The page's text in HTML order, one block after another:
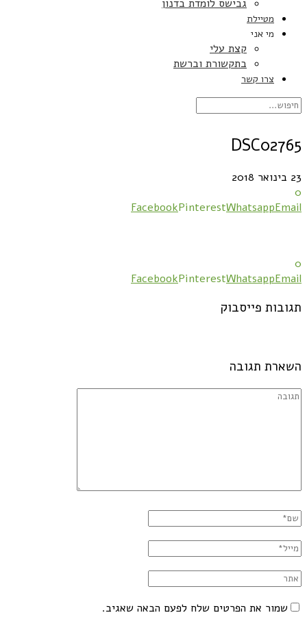
גבישס לומדת בדנון
מטיילת
מי אני
קצת עלי
בתקשורת וברשת
צרו קשר
DSC02765
23 בינואר 2018
0
FacebookPinterestWhatsappEmail
0
FacebookPinterestWhatsappEmail
תגובות פייסבוק
השארת תגובה
שמור את הפרטים שלח לפעם הבאה שאגיב.